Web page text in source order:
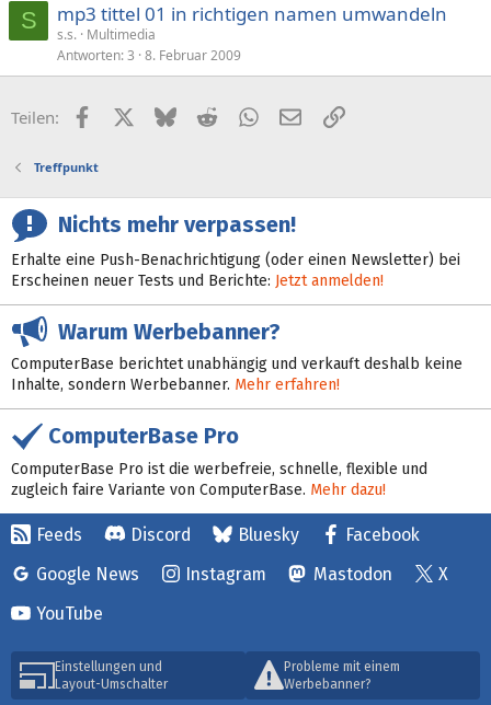
S mp3 tittel 01 in richtigen namen umwandeln
s.s. Multimedia
Antworten 3 8. Februar 2009
Teilen: FacebookX (Twitter)
BlueskyRedditWhatsApp
E-MailLink
Treffpunkt
Nichts mehr verpassen!
Erhalte eine Push-Benachrichtigung (oder einen Newsletter) bei
Erscheinen neuer Tests und Berichte: Jetzt anmelden!
Warum Werbebanner?
ComputerBase berichtet unabhängig und verkauft deshalb keine
Inhalte, sondern Werbebanner. Mehr erfahren!
ComputerBase Pro
ComputerBase Pro ist die werbefreie, schnelle, flexible und
zugleich faire Variante von ComputerBase. Mehr dazu!
Feeds Discord Bluesky
Facebook
Google News
Instagram Mastodon
X
YouTube
Einstellungen und
Layout-Umschalter
Probleme mit einem
Werbebanner?